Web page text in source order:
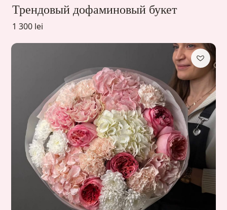
Трендовый дофаминовый букет
1 300 lei